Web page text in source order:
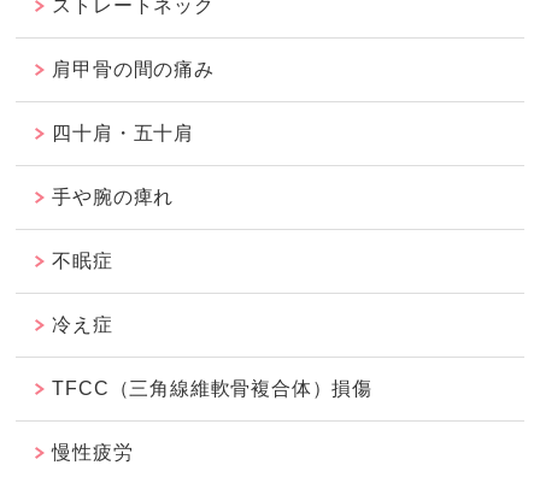
ストレートネック
肩甲骨の間の痛み
四十肩・五十肩
手や腕の痺れ
不眠症
冷え症
TFCC（三角線維軟骨複合体）損傷
慢性疲労